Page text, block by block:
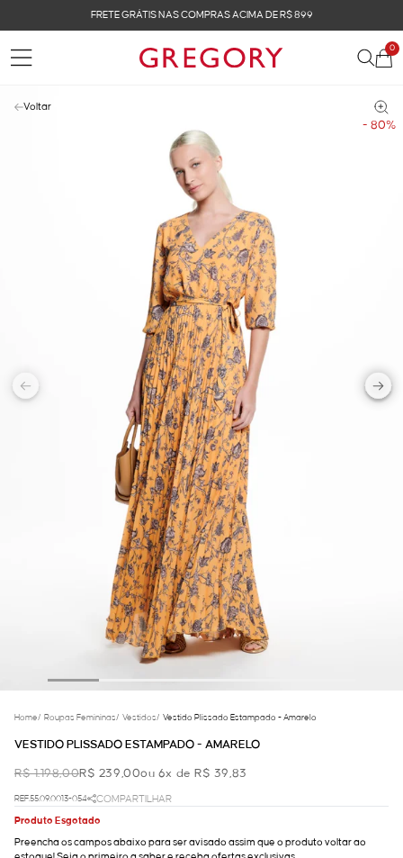
FRETE GRÁTIS NAS COMPRAS ACIMA DE R$ 899
0
- 80%
Voltar
Home/ Roupas Femininas/ Vestidos/ Vestido Plissado Estampado - Amarelo
VESTIDO PLISSADO ESTAMPADO - AMARELO
R$ 1.198,00R$ 239,00ou 6x de R$ 39,83
REF.55.09.0013-054
COMPARTILHAR
Produto Esgotado
Preencha os campos abaixo para ser avisado assim que o produto voltar ao